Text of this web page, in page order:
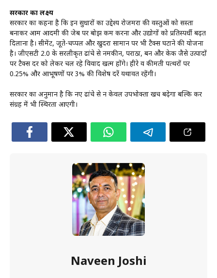
सरकार का लक्ष्य
सरकार का कहना है कि इन सुधारों का उद्देश्य रोजमर्रा की वस्तुओं को सस्ता
बनाकर आम आदमी की जेब पर बोझ कम करना और उद्योगों को प्रतिस्पर्धी बढ़त
दिलाना है। सीमेंट, जूते-चप्पल और खुदरा सामान पर भी टैक्स घटाने की योजना
है। जीएसटी 2.0 के सरलीकृत ढांचे से नमकीन, पराठा, बन और केक जैसे उत्पादों
पर टैक्स दर को लेकर चल रहे विवाद खत्म होंगे। हीरे व कीमती पत्थरों पर
0.25% और आभूषणों पर 3% की विशेष दरें यथावत रहेंगी।
सरकार का अनुमान है कि नए ढांचे से न केवल उपभोक्ता खर्च बढ़ेगा बल्कि कर
संग्रह में भी स्थिरता आएगी।
Naveen Joshi